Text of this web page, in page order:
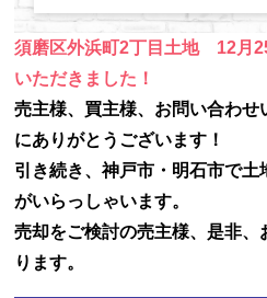
不動産売却のご相談
スタッフ紹介
会社概要
お知らせ
須磨区外浜町2丁目土地 12月
いただきました！
売主様、買主様、お問い合わ
にありがとうございます！
引き続き、神戸市・明石市で
がいらっしゃいます。
売却をご検討の売主様、是非
ります。